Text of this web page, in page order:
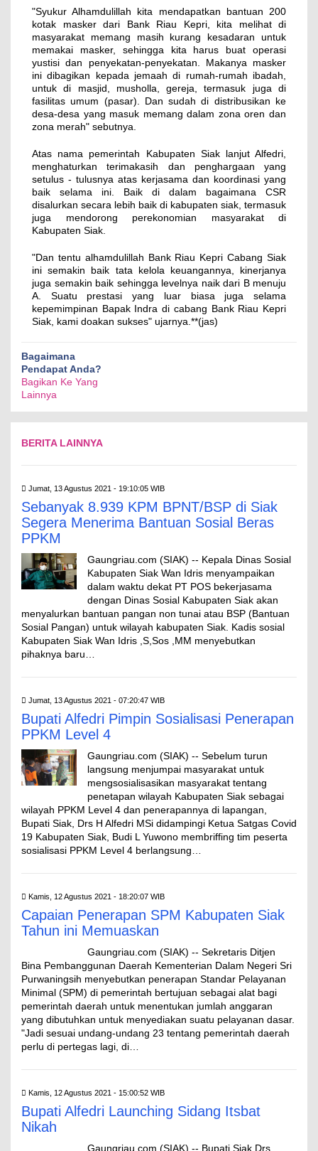
"Syukur Alhamdulillah kita mendapatkan bantuan 200
kotak masker dari Bank Riau Kepri, kita melihat di
masyarakat memang masih kurang kesadaran untuk
memakai masker, sehingga kita harus buat operasi
yustisi dan penyekatan-penyekatan. Makanya masker
ini dibagikan kepada jemaah di rumah-rumah ibadah,
untuk di masjid, musholla, gereja, termasuk juga di
fasilitas umum (pasar). Dan sudah di distribusikan ke
desa-desa yang masuk memang dalam zona oren dan
zona merah" sebutnya.
Atas nama pemerintah Kabupaten Siak lanjut Alfedri,
menghaturkan terimakasih dan penghargaan yang
setulus - tulusnya atas kerjasama dan koordinasi yang
baik selama ini. Baik di dalam bagaimana CSR
disalurkan secara lebih baik di kabupaten siak, termasuk
juga mendorong perekonomian masyarakat di
Kabupaten Siak.
"Dan tentu alhamdulillah Bank Riau Kepri Cabang Siak
ini semakin baik tata kelola keuangannya, kinerjanya
juga semakin baik sehingga levelnya naik dari B menuju
A. Suatu prestasi yang luar biasa juga selama
kepemimpinan Bapak Indra di cabang Bank Riau Kepri
Siak, kami doakan sukses" ujarnya.**(jas)
Bagaimana
Pendapat Anda?
Bagikan Ke Yang
Lainnya
BERITA LAINNYA
Jumat, 13 Agustus 2021 - 19:10:05 WIB
Sebanyak 8.939 KPM BPNT/BSP di Siak
Segera Menerima Bantuan Sosial Beras
PPKM
Gaungriau.com (SIAK) -- Kepala Dinas Sosial
Kabupaten Siak Wan Idris menyampaikan
dalam waktu dekat PT POS bekerjasama
dengan Dinas Sosial Kabupaten Siak akan
menyalurkan bantuan pangan non tunai atau BSP (Bantuan
Sosial Pangan) untuk wilayah kabupaten Siak. Kadis sosial
Kabupaten Siak Wan Idris ,S,Sos ,MM menyebutkan
pihaknya baru…
Jumat, 13 Agustus 2021 - 07:20:47 WIB
Bupati Alfedri Pimpin Sosialisasi Penerapan
PPKM Level 4
Gaungriau.com (SIAK) -- Sebelum turun
langsung menjumpai masyarakat untuk
mengsosialisasikan masyarakat tentang
penetapan wilayah Kabupaten Siak sebagai
wilayah PPKM Level 4 dan penerapannya di lapangan,
Bupati Siak, Drs H Alfedri MSi didampingi Ketua Satgas Covid
19 Kabupaten Siak, Budi L Yuwono membriffing tim peserta
sosialisasi PPKM Level 4 berlangsung…
Kamis, 12 Agustus 2021 - 18:20:07 WIB
Capaian Penerapan SPM Kabupaten Siak
Tahun ini Memuaskan
Gaungriau.com (SIAK) -- Sekretaris Ditjen
Bina Pembanggunan Daerah Kementerian Dalam Negeri Sri
Purwaningsih menyebutkan penerapan Standar Pelayanan
Minimal (SPM) di pemerintah bertujuan sebagai alat bagi
pemerintah daerah untuk menentukan jumlah anggaran
yang dibutuhkan untuk menyediakan suatu pelayanan dasar.
"Jadi sesuai undang-undang 23 tentang pemerintah daerah
perlu di pertegas lagi, di…
Kamis, 12 Agustus 2021 - 15:00:52 WIB
Bupati Alfedri Launching Sidang Itsbat
Nikah
Gaungriau.com (SIAK) -- Bupati Siak Drs